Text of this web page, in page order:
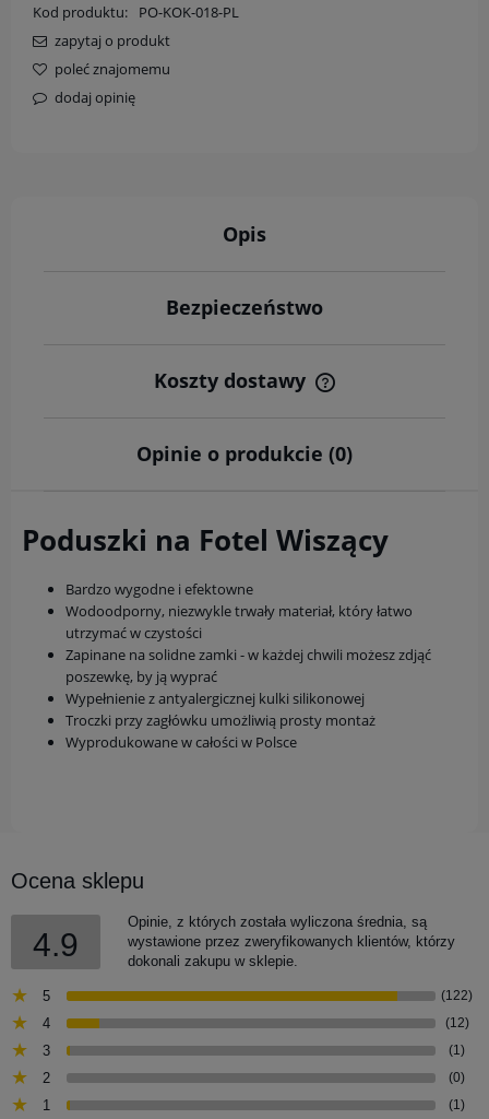
Kod produktu:
PO-KOK-018-PL
zapytaj o produkt
poleć znajomemu
dodaj opinię
Opis
Bezpieczeństwo
Koszty dostawy
Cena nie zawiera ewentualnych kosztów płatności
Opinie o produkcie (0)
Poduszki na Fotel Wiszący
Bardzo wygodne i efektowne
Wodoodporny, niezwykle trwały materiał, który łatwo
utrzymać w czystości
Zapinane na solidne zamki - w każdej chwili możesz zdjąć
poszewkę, by ją wyprać
Wypełnienie z antyalergicznej kulki silikonowej
Troczki przy zagłówku umożliwią prosty montaż
Wyprodukowane w całości w Polsce
Ocena sklepu
4.9
Opinie, z których została wyliczona średnia, są
wystawione przez zweryfikowanych klientów, którzy
dokonali zakupu w sklepie.
5 (122)
4 (12)
3 (1)
2 (0)
1 (1)